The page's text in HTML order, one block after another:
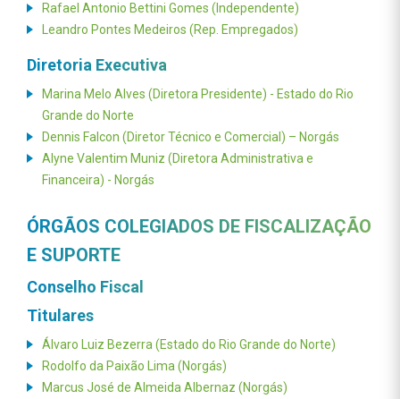
Rafael Antonio Bettini Gomes (Independente)
Leandro Pontes Medeiros (Rep. Empregados)
Diretoria Executiva
Marina Melo Alves (Diretora Presidente) - Estado do Rio
Grande do Norte
Dennis Falcon (Diretor Técnico e Comercial) – Norgás
Alyne Valentim Muniz (Diretora Administrativa e
Financeira) - Norgás
ÓRGÃOS COLEGIADOS DE FISCALIZAÇÃO
E SUPORTE
Conselho Fiscal
Titulares
Álvaro Luiz Bezerra (Estado do Rio Grande do Norte)
Rodolfo da Paixão Lima (Norgás)
Marcus José de Almeida Albernaz (Norgás)